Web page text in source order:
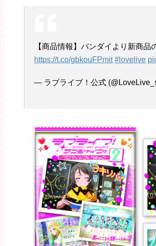
【商品情報】バンダイより新商
https://t.co/gbkouFPmit #lovelive
— ラブライブ！公式